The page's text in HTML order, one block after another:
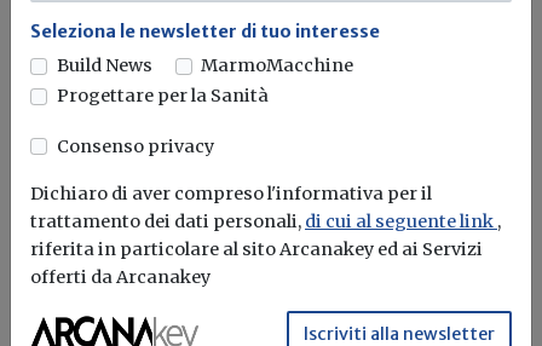
Attualità
Direttiva EPBD IV e banche dati della
prestazione energetica: pubblicato il
In GUUE il regolamento di esecuzione che stabilisce
modelli comuni per trasferire...
Prestazione energetica nell'edilizia
Seleziona le newsletter di tuo interesse
Build News
MarmoMacchine
Progettare per la Sanità
Consenso privacy
Dichiaro di aver compreso l'informativa per il
trattamento dei dati personali, di cui al seguente link ,
riferita in particolare al sito Arcanakey ed ai Servizi
offerti da Arcanakey
Iscriviti alla newsletter